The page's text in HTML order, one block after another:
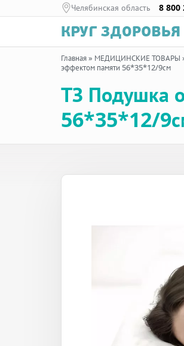
Челябинская область 8 800
Главная» МЕДИЦИНСКИЕ ТОВАРЫ
эффектом памяти 56*35*12/9см
ТЗ Подушка
56*35*12/